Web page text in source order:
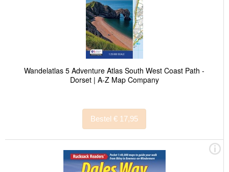
Wandelatlas 5 Adventure Atlas South West Coast Path -
Dorset | A-Z Map Company
Bestel € 17,95